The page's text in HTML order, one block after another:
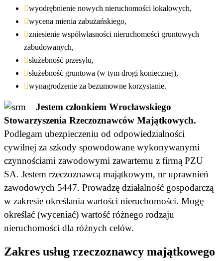
wyodrębnienie nowych nieruchomości lokalowych,
wycena mienia zabużańskiego,
zniesienie współwłasności nieruchomości gruntowych
zabudowanych,
służebność przesyłu,
służebność gruntowa (w tym drogi koniecznej),
wynagrodzenie za bezumowne korzystanie.
Jestem członkiem Wrocławskiego
Stowarzyszenia Rzeczoznawców Majątkowych.
Podlegam ubezpieczeniu od odpowiedzialności
cywilnej za szkody spowodowane wykonywanymi
czynnościami zawodowymi zawartemu z firmą PZU
SA. Jestem rzeczoznawcą majątkowym, nr uprawnień
zawodowych 5447. Prowadzę działalność gospodarczą
w zakresie określania wartości nieruchomości. Mogę
określać (wyceniać) wartość różnego rodzaju
nieruchomości dla różnych celów.
Zakres usług rzeczoznawcy majątkowego